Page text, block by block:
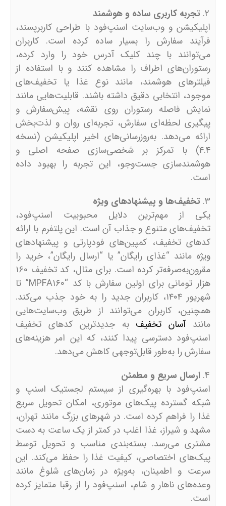
تجربه کاربری ساده و هوشمند
اپلیکیشن و وب‌سایت اسنپ‌فود با طراحی کاربرپسند،
فرآیند سفارش را بسیار ساده کرده است. کاربران
می‌توانند با چند کلیک آدرس خود را وارد کرده،
رستوران‌های اطراف را مشاهده کنند و با استفاده از
فیلترهای هوشمند، مانند نوع غذا یا تخفیف‌های
موجود، انتخابی دقیق داشته باشند. قابلیت‌هایی مانند
نمایش فاصله رستوران روی نقشه، پیش‌سفارش و
پیگیری لحظه‌ای سفارش، تجربه‌ای روان و لذت‌بخش
ارائه می‌دهد. به‌روزرسانی‌های اخیر اپلیکیشن (نسخه
۴.۴) با تمرکز بر شخصی‌سازی صفحه اصلی و
هوشمندسازی جست‌وجو، این تجربه را بهبود داده
است.
تخفیف‌ها و پیشنهادهای ویژه
یکی از مهم‌ترین دلایل محبوبیت اسنپ‌فود،
تخفیف‌های متنوع و جذاب آن است. این پلتفرم با ارائه
کدهای تخفیف، کمپین‌های فودپارتی و پیشنهادهای
ویژه مانند “غذای رایگان” یا “ارسال رایگان”، خرید را
مقرون‌به‌صرفه‌تر کرده است. برای مثال، کد تخفیف ۱۶۰
هزار تومانی برای اولین سفارش با کد “MPFA۱۶۰” تا
شهریور ۱۴۰۴، کاربران جدید را به خود جذب می‌کند.
همچنین، کاربران می‌توانند از طریق وب‌سایت‌هایی
مانندآسان تخفیف به جدیدترین کدهای تخفیف
اسنپ‌فود دسترسی پیدا کنند، که این امر هزینه‌های
سفارش را به‌طور قابل‌توجهی کاهش می‌دهد.
ارسال سریع و مطمئن
اسنپ‌فود با بهره‌گیری از سیستم لجستیک اسنپ و
شبکه گسترده پیک‌های موتوری، امکان تحویل سریع
غذا را فراهم کرده است. در شهرهای بزرگ مانند تهران،
مشهد و شیراز، غذا اغلب در کمتر از یک ساعت به دست
مشتری می‌رسد. بسته‌بندی مناسب و تحویل توسط
پیک‌های اختصاصی، کیفیت غذا را حفظ می‌کند. این
سرعت و اطمینان، به‌ویژه در زمان‌های شلوغ مانند
وعده‌های ناهار و شام، اسنپ‌فود را از رقبا متمایز کرده
است.